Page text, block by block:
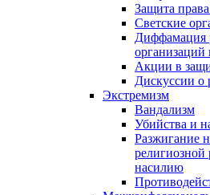
Защита
Светские
Диффамация
Акции в
Дискуссии о
Экстремизм
Вандализм
Убийства и
Разжигание
насилию